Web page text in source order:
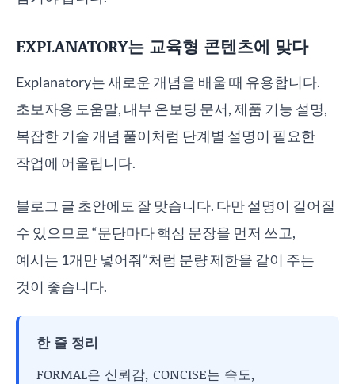
EXPLANATORY는 교육형 콘텐츠에 맞다
Explanatory는 새로운 개념을 배울 때 유용합니다.
초보자용 도움말, 내부 온보딩 문서, 제품 기능 설명,
복잡한 기술 개념 풀이처럼 단계별 설명이 필요한
작업에 어울립니다.
블로그 글 초안에도 잘 맞습니다. 다만 설명이 길어질
수 있으므로 “문단마다 핵심 문장을 먼저 쓰고,
예시는 1개만 넣어줘”처럼 분량 제한을 같이 주는
것이 좋습니다.
한 줄 정리
FORMAL은 신뢰감, CONCISE는 속도,